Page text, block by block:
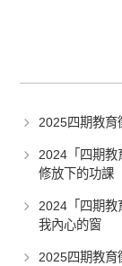
2025四期教
2024「四期
修放下的功課
2024「四期
我內心的窗
2025四期教